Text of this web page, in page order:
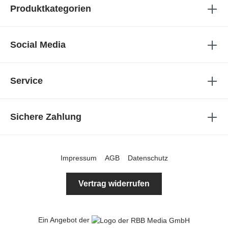
Produktkategorien
Social Media
Service
Sichere Zahlung
Ein Angebot der
Impressum AGB Datenschutz
Vertrag widerrufen